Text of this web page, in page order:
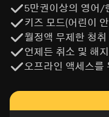
5만권이상의 영어/
키즈 모드(어린이
월정액 무제한 청취
언제든 취소 및 해
오프라인 액세스를